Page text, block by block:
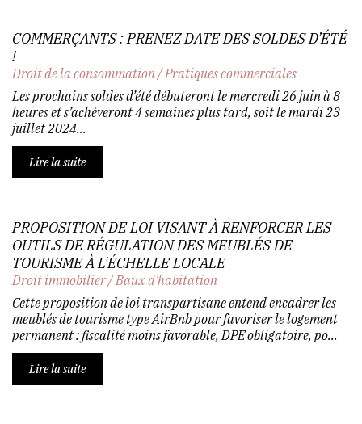
COMMERÇANTS : PRENEZ DATE DES SOLDES D’ÉTÉ
!
Droit de la consommation/Pratiques commerciales
Les prochains soldes d’été débuteront le mercredi 26 juin à 8
heures et s’achèveront 4 semaines plus tard, soit le mardi 23
juillet 2024...
Lire la suite
PROPOSITION DE LOI VISANT À RENFORCER LES
OUTILS DE RÉGULATION DES MEUBLÉS DE
TOURISME À L'ÉCHELLE LOCALE
Droit immobilier/Baux d'habitation
Cette proposition de loi transpartisane entend encadrer les
meublés de tourisme type AirBnb pour favoriser le logement
permanent : fiscalité moins favorable, DPE obligatoire, po...
Lire la suite